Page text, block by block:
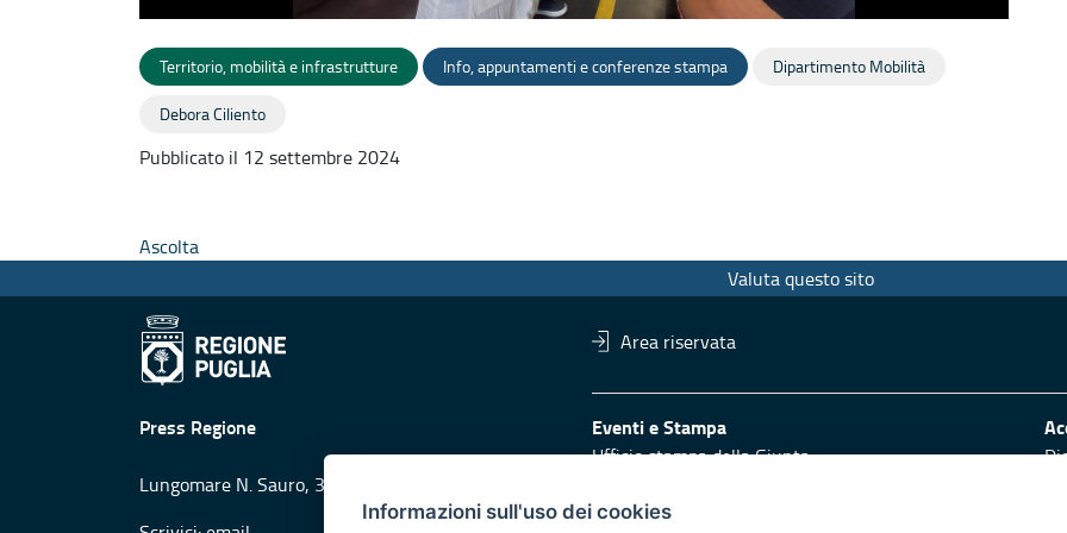
Territorio, mobilità e infrastrutture Info, appuntamenti e conferenze stampa Dipartimento Mobilità
Debora Ciliento
Pubblicato il 12 settembre 2024
Ascolta
Valuta questo sito
Area riservata
Press Regione
Lungomare N. Sauro, 33 - 70121 Bari
Eventi e Stampa
Ufficio stampa della Giunta
Logo e identità regionale
Informazioni sull'uso dei cookies